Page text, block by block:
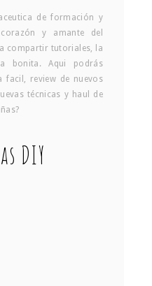
de formación y
y amante del
compartir tutoriales, la
bonita. Aqui podrás
facil, review de nuevos
técnicas y haul de
DIY